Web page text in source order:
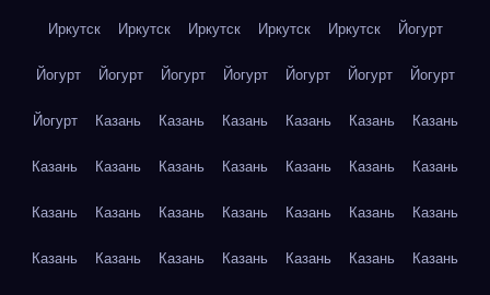
Иркутск Иркутск Иркутск Иркутск Иркутск Йогурт
Йогурт Йогурт Йогурт Йогурт Йогурт Йогурт Йогурт
Йогурт Казань Казань Казань Казань Казань Казань
Казань Казань Казань Казань Казань Казань Казань
Казань Казань Казань Казань Казань Казань Казань
Казань Казань Казань Казань Казань Казань Казань